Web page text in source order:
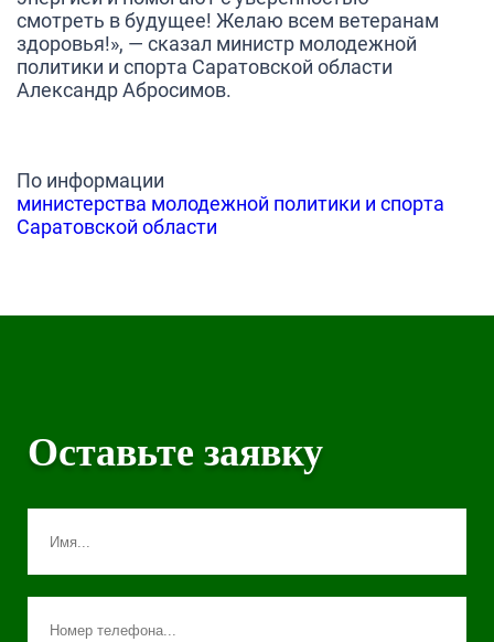
смотреть в будущее! Желаю всем ветеранам
здоровья!», — сказал министр молодежной
политики и спорта Саратовской области
Александр Абросимов.
По информации
министерства молодежной политики и спорта
Саратовской области
Оставьте заявку